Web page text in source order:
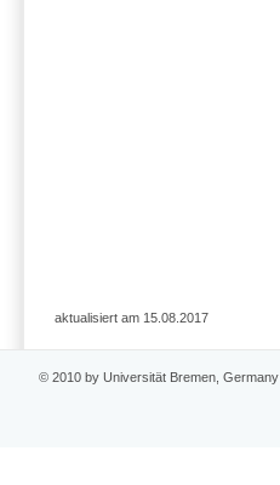
aktualisiert am 15.08.2017
© 2010 by Universität Bremen, Germany